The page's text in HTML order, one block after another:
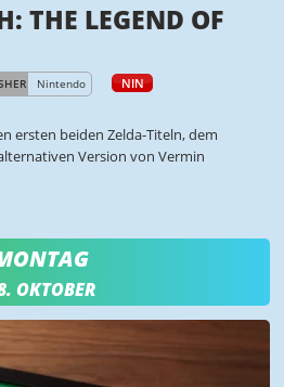
THE LEGEND OF
Nintendo NIN
ersten beiden Zelda-Titeln, dem
Version von Vermin
OKTOBER